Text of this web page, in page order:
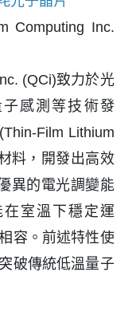
Computing Inc.
(QCi)致力於光
感測等技術發
Film Lithium
料，開發出高效
異的電光調變能
室溫下穩定運
容。前述特性使
破傳統低溫量子